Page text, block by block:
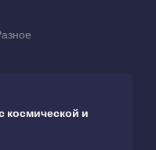
космической и